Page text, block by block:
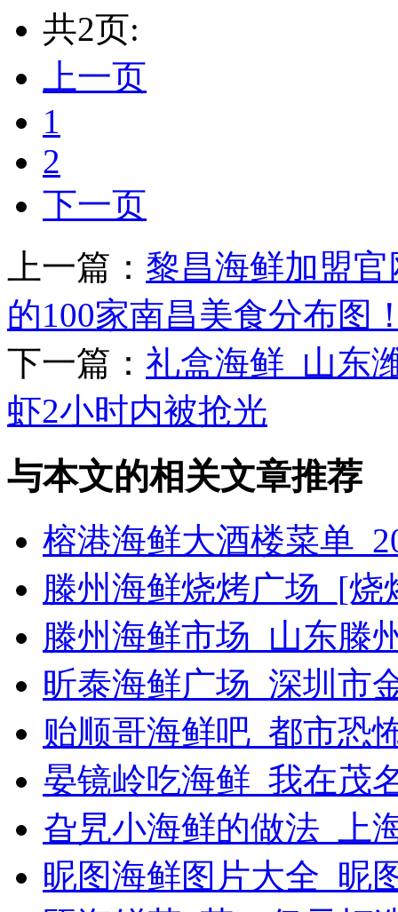
共2页:
上一页
1
2
下一页
上一篇： 黎昌海鲜加盟
的100家南昌美食分布图
下一篇： 礼盒海鲜_山东
虾2小时内被抢光
与本文的相关文章推荐
榕港海鲜大酒楼菜单
滕州海鲜烧烤广场_[
滕州海鲜市场_山东滕
昕泰海鲜广场_深圳市
贻顺哥海鲜吧_都市恐
晏镜岭吃海鲜_我在茂
旮旯小海鲜的做法_上
昵图海鲜图片大全_昵